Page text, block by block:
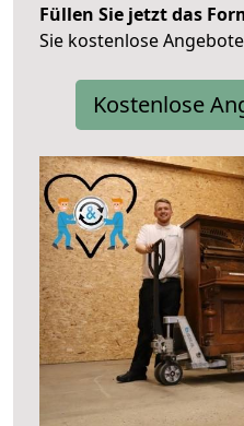
Füllen Sie jetzt das
Sie kostenlose
Kostenlose